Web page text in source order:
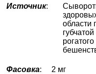
Источник:
области
Фасовка:
2 мг